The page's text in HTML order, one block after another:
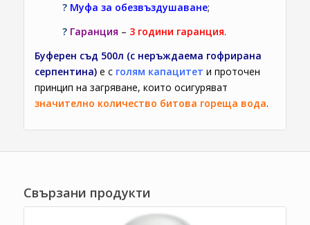
? Муфа за обезвъздушаване;
? Гаранция – 3 години гаранция.
Буферен съд 500л (с неръждаема гофрирана
серпентина) е с голям капацитет и проточен
принцип на загряване, които осигуряват
значително количество битова гореща вода.
Свързани продукти